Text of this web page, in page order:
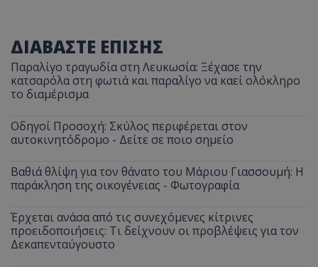
ΔΙΑΒΑΣΤΕ ΕΠΙΣΗΣ
Παραλίγο τραγωδία στη Λευκωσία: Ξέχασε την
κατσαρόλα στη φωτιά και παραλίγο να καεί ολόκληρο
το διαμέρισμα
Οδηγοί Προσοχή: Σκύλος περιφέρεται στον
αυτοκινητόδρομο - Δείτε σε ποιο σημείο
Βαθιά θλίψη για τον θάνατο του Μάριου Γιασσουμή: Η
παράκληση της οικογένειας - Φωτογραφία
Έρχεται ανάσα από τις συνεχόμενες κίτρινες
προειδοποιήσεις: Τι δείχνουν οι προβλέψεις για τον
Δεκαπενταύγουστο